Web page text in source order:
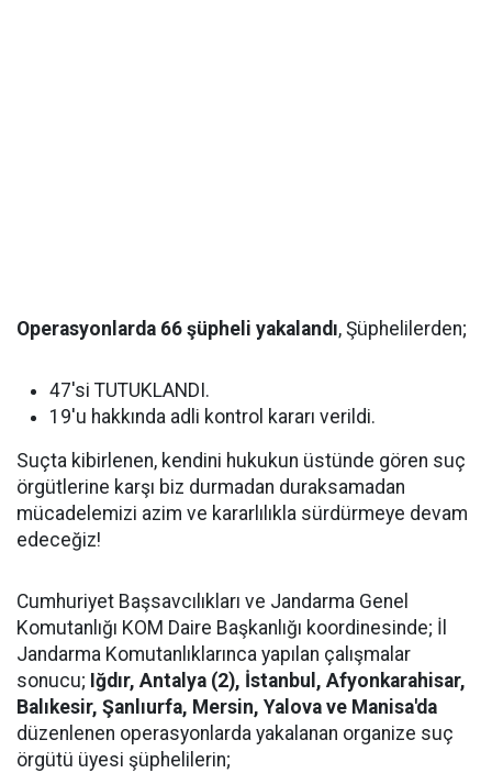
Operasyonlarda 66 şüpheli yakalandı, Şüphelilerden;
47'si TUTUKLANDI.
19'u hakkında adli kontrol kararı verildi.
Suçta kibirlenen, kendini hukukun üstünde gören suç
örgütlerine karşı biz durmadan duraksamadan
mücadelemizi azim ve kararlılıkla sürdürmeye devam
edeceğiz!
Cumhuriyet Başsavcılıkları ve Jandarma Genel
Komutanlığı KOM Daire Başkanlığı koordinesinde; İl
Jandarma Komutanlıklarınca yapılan çalışmalar
sonucu; Iğdır, Antalya (2), İstanbul, Afyonkarahisar,
Balıkesir, Şanlıurfa, Mersin, Yalova ve Manisa'da
düzenlenen operasyonlarda yakalanan organize suç
örgütü üyesi şüphelilerin;